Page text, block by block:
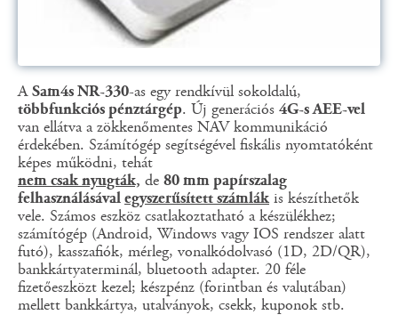
A Sam4s NR-330-as egy rendkívül sokoldalú,
többfunkciós pénztárgép. Új generációs 4G-s AEE-vel
van ellátva a zökkenőmentes NAV kommunikáció
érdekében. Számítógép segítségével fiskális nyomtatóként
képes működni, tehát
nem csak nyugták, de 80 mm papírszalag
felhasználásával egyszerűsített számlák is készíthetők
vele. Számos eszköz csatlakoztatható a készülékhez;
számítógép (Android, Windows vagy IOS rendszer alatt
futó), kasszafiók, mérleg, vonalkódolvasó (1D, 2D/QR),
bankkártyaterminál, bluetooth adapter. 20 féle
fizetőeszközt kezel; készpénz (forintban és valutában)
mellett bankkártya, utalványok, csekk, kuponok stb.